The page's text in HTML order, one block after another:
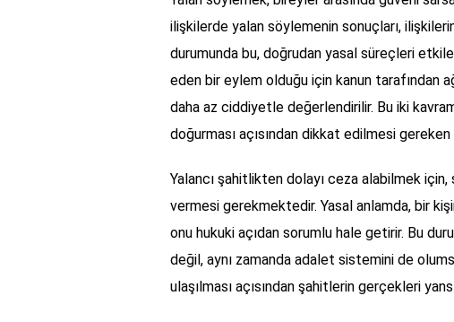
ilişkilerde yalan söylemenin sonuçları,
durumunda bu, doğrudan yasal süreçleri
eden bir eylem olduğu için kanun tarafından
daha az ciddiyetle değerlendirilir. Bu iki
doğurması açısından dikkat edilmesi gereken
Yalancı şahitlikten dolayı ceza alabilmek
vermesi gerekmektedir. Yasal anlamda, bir
onu hukuki açıdan sorumlu hale getirir. Bu
değil, aynı zamanda adalet sistemini de
ulaşılması açısından şahitlerin gerçekleri